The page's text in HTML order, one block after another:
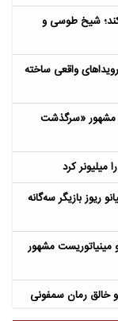
نمی‌کند؛ شیخ طوسی و
واقعی ساخته
مشهور «سرگذشت
ریوز بازیگر سه‌گانه
مینیاتوریست مشهور
خالق رمان سمفونی